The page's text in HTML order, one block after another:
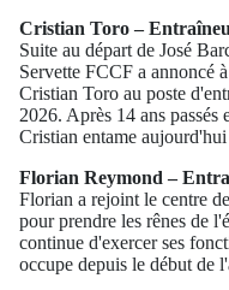
Cristian Toro –
Suite au départ de José
Servette FCCF a annoncé
Cristian Toro au poste
2026. Après 14 ans passés
Cristian entame
Florian Reymond –
Florian a rejoint le centre
pour prendre les rênes de
continue d'exercer ses
occupe depuis le début de